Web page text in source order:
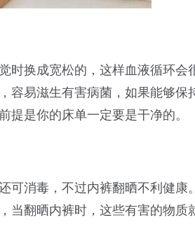
时换成宽松的，这样血液循环会
容易滋生有害病菌，如果能够保
是你的床单一定要是干净的。
可消毒，不过内裤翻晒不利健康
当翻晒内裤时，这些有害的物质